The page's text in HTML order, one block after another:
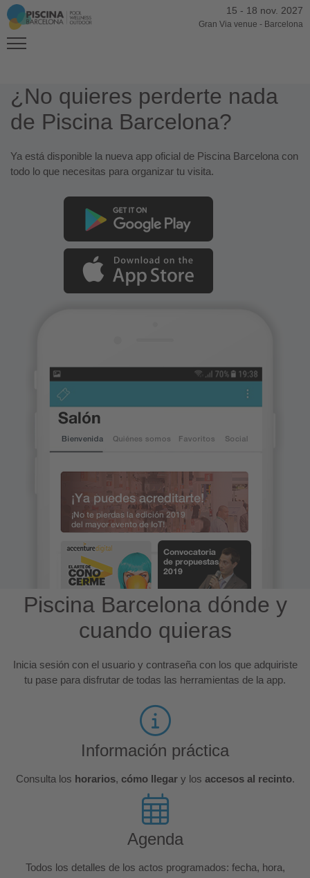
15 - 18 nov. 2027
Gran Via venue - Barcelona
¿No quieres perderte nada
de Piscina Barcelona?
Ya está disponible la nueva app oficial de Piscina Barcelona con
todo lo que necesitas para organizar tu visita.
Piscina Barcelona dónde y
cuando quieras
Inicia sesión con el usuario y contraseña con los que adquiriste
tu pase para disfrutar de todas las herramientas de la app.
Información práctica
Consulta los horarios, cómo llegary los accesos al recinto.
Agenda
Todos los detalles de los actos programados: fecha, hora,